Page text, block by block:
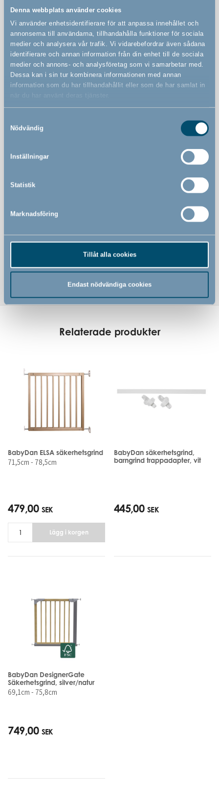
Denna webbplats använder cookies
Vi använder enhetsidentifierare för att anpassa innehållet och
annonserna till användarna, tillhandahålla funktioner för sociala
medier och analysera vår trafik. Vi vidarebefordrar även sådana
identifierare och annan information från din enhet till de sociala
medier och annons- och analysföretag som vi samarbetar med.
Dessa kan i sin tur kombinera informationen med annan
information som du har tillhandahållit eller som de har samlat in
när du har använt deras tjänster.
Nödvändig
Inställningar
Statistik
Marknadsföring
Tillåt alla cookies
Endast nödvändiga cookies
Funktioner
Kan öppnas från båda sidor
Väggmonterad säkerhetsgrind
FSC®-certifierad säkerhetsgrind (FSC-C130052)
Unik och barnsäker Quick Release-funktion gör den
snabb och lätt att montera och ta bort
Relaterade produkter
BabyDan ELSA säkerhetsgrind
71,5cm - 78,5cm
479,00 SEK
Lägg i korgen
BabyDan säkerhetsgrind,
barngrind trappadapter, vit
445,00 SEK
BabyDan DesignerGate
Säkerhetsgrind, silver/natur
69,1cm - 75,8cm
749,00 SEK